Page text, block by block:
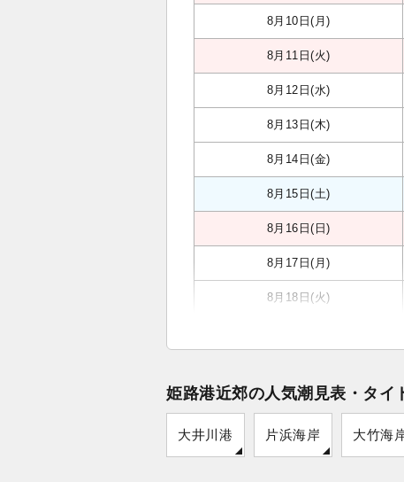
8月10日(月)
8月11日(火)
8月12日(水)
8月13日(木)
8月14日(金)
8月15日(土)
8月16日(日)
8月17日(月)
8月18日(火)
姫路港近郊の人気潮見表・タイ
大井川港 片浜海岸 大竹海